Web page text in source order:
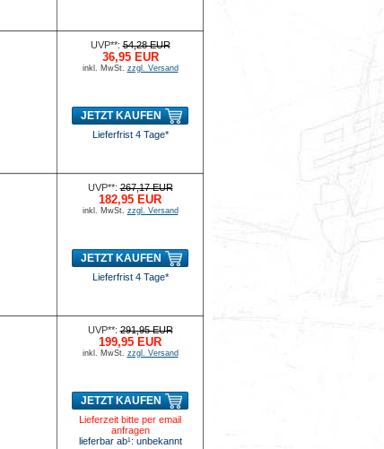
UVP**:54,28 EUR
36,95 EUR
inkl. MwSt. zzgl. Versand
JETZT KAUFEN
Lieferfrist 4 Tage*
UVP**:267,17 EUR
182,95 EUR
inkl. MwSt. zzgl. Versand
JETZT KAUFEN
Lieferfrist 4 Tage*
UVP**:291,95 EUR
199,95 EUR
inkl. MwSt. zzgl. Versand
JETZT KAUFEN
Lieferzeit bitte per email
anfragen
lieferbar ab¹: unbekannt